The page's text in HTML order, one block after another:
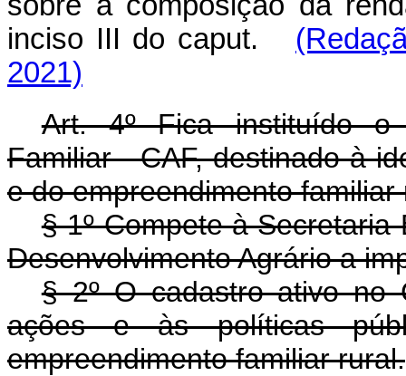
inciso III do caput.
2021)
Art. 4º Fica instituído o
Familiar - CAF, destinado à
e do empreendimento familiar
§ 1º Compete à
Desenvolvimento Agrário a
§ 2º O cadastro ativo no
ações e às políticas
empreendimento familiar rural.